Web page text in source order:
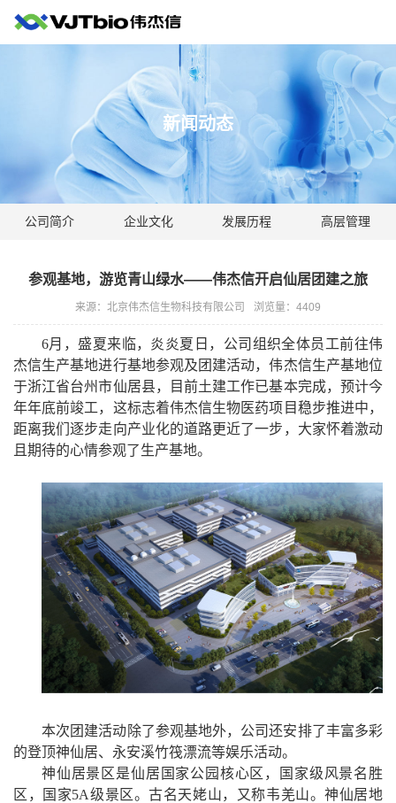
新闻动态
公司简介 企业文化 发展历程 高层管理
参观基地，游览青山绿水——伟杰信开启仙居团建之旅
来源：北京伟杰信生物科技有限公司 浏览量： 4409
6月，盛夏来临，炎炎夏日，公司组织全体员工前往伟
杰信生产基地进行基地参观及团建活动，伟杰信生产基地位
于浙江省台州市仙居县，目前土建工作已基本完成，预计今
年年底前竣工，这标志着伟杰信生物医药项目稳步推进中，
距离我们逐步走向产业化的道路更近了一步，大家怀着激动
且期待的心情参观了生产基地。
本次团建活动除了参观基地外，公司还安排了丰富多彩
的登顶神仙居、永安溪竹筏漂流等娱乐活动。
神仙居景区是仙居国家公园核心区，国家级风景名胜
区，国家5A级景区。古名天姥山，又称韦羌山。神仙居地